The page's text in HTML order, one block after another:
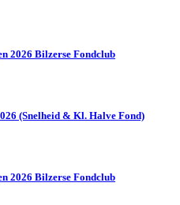
2026 Bilzerse Fondclub
(Snelheid & Kl. Halve Fond)
2026 Bilzerse Fondclub